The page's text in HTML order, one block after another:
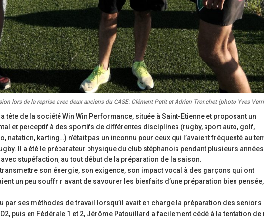
lors de la reprise avec deux anciens du CASE: Clément Petit et Adrien Tronchet (photo Yves
tête de la société Win Win Performance, située à Saint-Etienne et proposant un
et perceptif à des sportifs de différentes disciplines (rugby, sport auto, golf,
natation, karting…) n’était pas un inconnu pour ceux qui l’avaient fréquenté au
Il a été le préparateur physique du club stéphanois pendant plusieurs
stupéfaction, au tout début de la préparation de la saison.
son énergie, son exigence, son impact vocal à des garçons qui ont
un peu souffrir avant de savourer les bienfaits d’une préparation bien pensée,
par ses méthodes de travail lorsqu’il avait en charge la préparation des seniors
puis en Fédérale 1 et 2, Jérôme Patouillard a facilement cédé à la tentation de